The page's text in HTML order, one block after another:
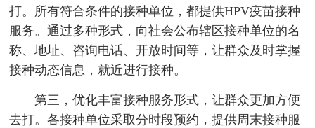
打。所有符合条件的接种单位，都提供HPV疫苗接种
服务。通过多种形式，向社会公布辖区接种单位的名
称、地址、咨询电话、开放时间等，让群众及时掌握
接种动态信息，就近进行接种。
第三，优化丰富接种服务形式，让群众更加方便
去打。各接种单位采取分时段预约，提供周末接种服